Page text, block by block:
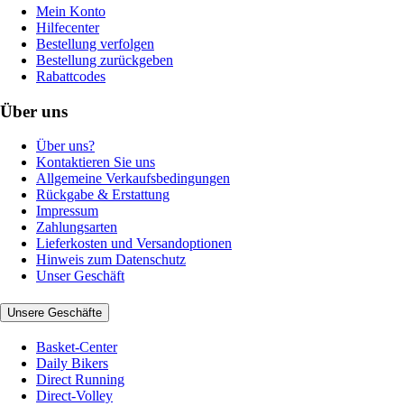
Mein Konto
Hilfecenter
Bestellung verfolgen
Bestellung zurückgeben
Rabattcodes
Über uns
Über uns?
Kontaktieren Sie uns
Allgemeine Verkaufsbedingungen
Rückgabe & Erstattung
Impressum
Zahlungsarten
Lieferkosten und Versandoptionen
Hinweis zum Datenschutz
Unser Geschäft
Unsere Geschäfte
Basket-Center
Daily Bikers
Direct Running
Direct-Volley